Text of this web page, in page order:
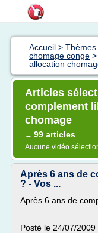
Accueil > Thèmes
chomage conge >
allocation
Articles
complement
chomage
→ 99 articles
Aucune vidéo
Après 6 ans de
? - Vos ...
Après 6 ans de
Posté le 24/07/